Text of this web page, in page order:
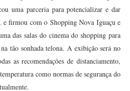
uma parceria para potencializar e dar
e firmou com o Shopping Nova Iguaçu e
das salas do cinema do shopping para
tão sonhada telona. A exibição será no
as recomendações de distanciamento,
como normas de segurança do